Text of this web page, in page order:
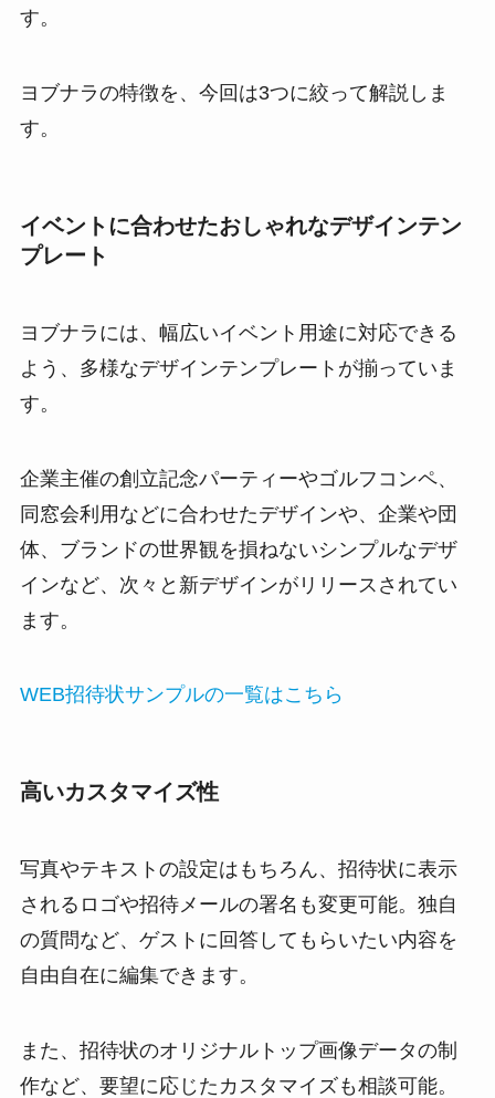
す。
ヨブナラの特徴を、今回は3つに絞って解説しま
す。
イベントに合わせたおしゃれなデザインテン
プレート
ヨブナラには、幅広いイベント用途に対応できる
よう、多様なデザインテンプレートが揃っていま
す。
企業主催の創立記念パーティーやゴルフコンペ、
同窓会利用などに合わせたデザインや、企業や団
体、ブランドの世界観を損ねないシンプルなデザ
インなど、次々と新デザインがリリースされてい
ます。
WEB招待状サンプルの一覧はこちら
高いカスタマイズ性
写真やテキストの設定はもちろん、招待状に表示
されるロゴや招待メールの署名も変更可能。独自
の質問など、ゲストに回答してもらいたい内容を
自由自在に編集できます。
また、招待状のオリジナルトップ画像データの制
作など、要望に応じたカスタマイズも相談可能。